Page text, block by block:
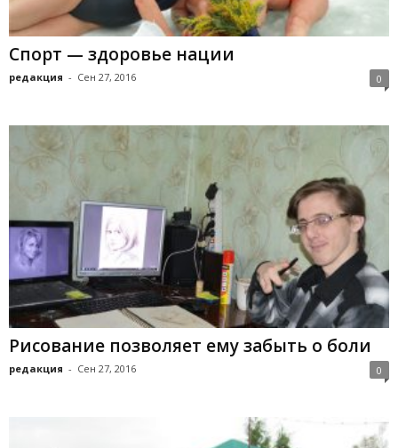
Спорт — здоровье нации
редакция - Сен 27, 2016 0
Рисование позволяет ему забыть о боли
редакция - Сен 27, 2016 0